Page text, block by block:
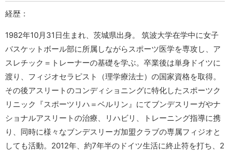
経歴：
1982年10月31日生まれ、茨城県出身。 筑波大学在学中に女子
バスケットボール部に所属しながらスポーツ医学を専攻し、ア
スレチック＝トレーナーの基礎を学ぶ。卒業後は単身ドイツに
渡り、フィジオセラピスト（理学療法士）の国家資格を取得。
その後アスリートのコンディショニングに特化したスポーツク
リニック『スポーツリハ＝ベルリン』にてブンデスリーガやナ
ショナルアスリートの治療、リハビリ、トレーニング指導に携
り、同時に様々なブンデスリーガ加盟クラブの専属フィジオと
しても活動。2012年、約7年半のドイツ生活に終止符を打ち、2